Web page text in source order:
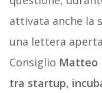
attivata anche la
una lettera
Consiglio Matteo
tra startup,